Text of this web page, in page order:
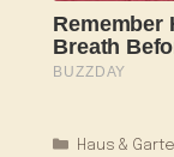
Kategorien
Haus &